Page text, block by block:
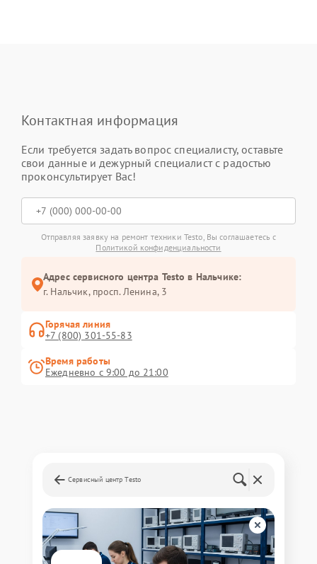
Контактная информация
Если требуется задать вопрос специалисту, оставьте
свои данные и дежурный специалист с радостью
проконсультирует Вас!
Отправляя заявку на ремонт техники Testo, Вы соглашаетесь с
Политикой конфиденциальности
Адрес сервисного центра Testo в Нальчике:
г. Нальчик, просп. Ленина, 3
Горячая линия
+7 (800) 301-55-83
Время работы
Ежедневно с 9:00 до 21:00
Сервисный центр Testo